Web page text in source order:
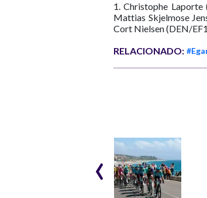
1. Christophe
Mattias Skjelmose
Cort Nielsen (DEN/
RELACIONADO:
caída de Egan
Bernal en la etapa
‹